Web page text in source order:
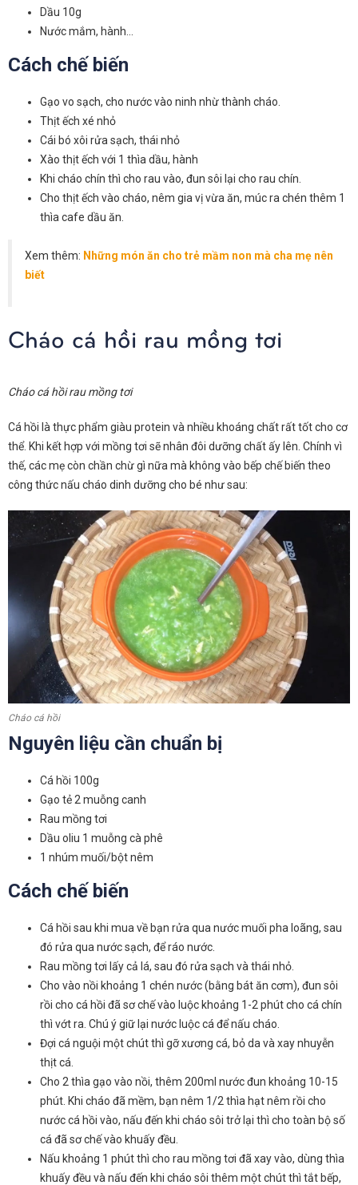
Dầu 10g
Nước mắm, hành…
Cách chế biến
Gạo vo sạch, cho nước vào ninh nhừ thành cháo.
Thịt ếch xé nhỏ
Cái bó xôi rửa sạch, thái nhỏ
Xào thịt ếch với 1 thìa dầu, hành
Khi cháo chín thì cho rau vào, đun sôi lại cho rau chín.
Cho thịt ếch vào cháo, nêm gia vị vừa ăn, múc ra chén thêm 1
thìa cafe dầu ăn.
Xem thêm: Những món ăn cho trẻ mầm non mà cha mẹ nên
biết
Cháo cá hồi rau mồng tơi
Cháo cá hồi rau mồng tơi
Cá hồi là thực phẩm giàu protein và nhiều khoáng chất rất tốt cho cơ
thể. Khi kết hợp với mồng tơi sẽ nhân đôi dưỡng chất ấy lên. Chính vì
thế, các mẹ còn chần chừ gì nữa mà không vào bếp chế biến theo
công thức nấu cháo dinh dưỡng cho bé như sau:
Cháo cá hồi
Nguyên liệu cần chuẩn bị
Cá hồi 100g
Gạo tẻ 2 muỗng canh
Rau mồng tơi
Dầu oliu 1 muỗng cà phê
1 nhúm muối/bột nêm
Cách chế biến
Cá hồi sau khi mua về bạn rửa qua nước muối pha loãng, sau
đó rửa qua nước sạch, để ráo nước.
Rau mồng tơi lấy cả lá, sau đó rửa sạch và thái nhỏ.
Cho vào nồi khoảng 1 chén nước (bằng bát ăn cơm), đun sôi
rồi cho cá hồi đã sơ chế vào luộc khoảng 1-2 phút cho cá chín
thì vớt ra. Chú ý giữ lại nước luộc cá để nấu cháo.
Đợi cá nguội một chút thì gỡ xương cá, bỏ da và xay nhuyễn
thịt cá.
Cho 2 thìa gạo vào nồi, thêm 200ml nước đun khoảng 10-15
phút. Khi cháo đã mềm, bạn nêm 1/2 thìa hạt nêm rồi cho
nước cá hồi vào, nấu đến khi cháo sôi trở lại thì cho toàn bộ số
cá đã sơ chế vào khuấy đều.
Nấu khoảng 1 phút thì cho rau mồng tơi đã xay vào, dùng thìa
khuấy đều và nấu đến khi cháo sôi thêm một chút thì tắt bếp,